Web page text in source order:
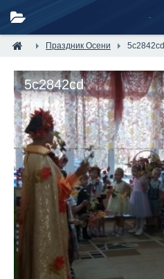
Праздник Осени 5c2842cd
5c2842cd